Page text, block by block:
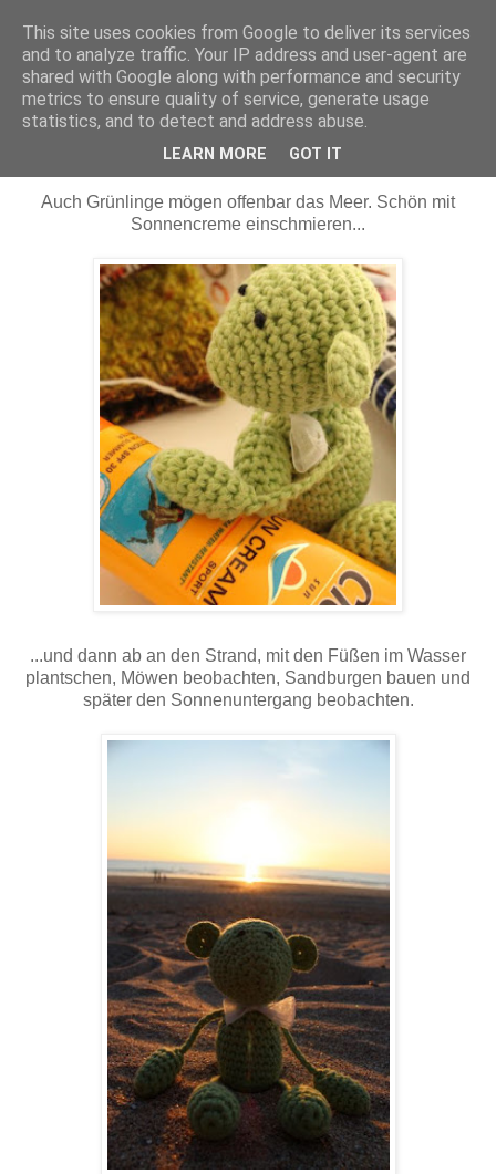
Maschenerie
31.05.2012
Grünling am Atlantik
Auch Grünlinge mögen offenbar das Meer. Schön mit
Sonnencreme einschmieren...
...und dann ab an den Strand, mit den Füßen im Wasser
plantschen, Möwen beobachten, Sandburgen bauen und
später den Sonnenuntergang beobachten.
This site uses cookies from Google to deliver its services
and to analyze traffic. Your IP address and user-agent are
shared with Google along with performance and security
metrics to ensure quality of service, generate usage
statistics, and to detect and address abuse.
LEARN MORE GOT IT